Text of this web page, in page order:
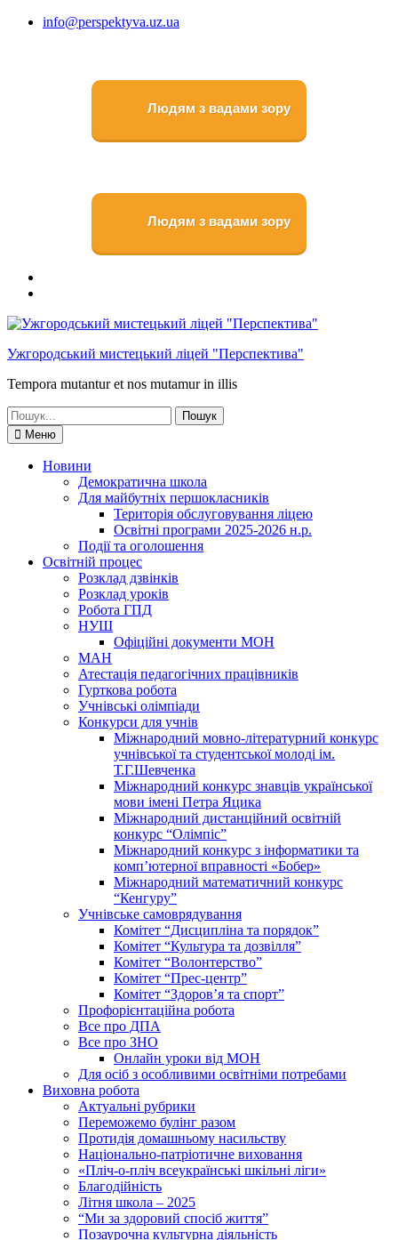
Перейтиinfo@perspektyva.uz.ua
Людям з вадами зору
Людям з вадами зору
Ужгородський мистецький ліцей "Перспектива"
Tempora mutantur et nos mutamur in illis
Шукати:
Меню
Новини
Демократична школа
Для майбутніх першокласників
Територія обслуговування ліцею
Освітні програми 2025-2026 н.р.
Події та оголошення
Освітній процес
Розклад дзвінків
Розклад уроків
Робота ГПД
НУШ
Офіційні документи МОН
МАН
Атестація педагогічних працівників
Гурткова робота
Учнівські олімпіади
Конкурси для учнів
Мiжнародний мовно-літературний конкурс
учнiвської та студентської молодi iм.
Т.Г.Шевченка
Міжнародний конкурс знавців української
мови імені Петра Яцика
Міжнародний дистанційний освітній
конкурс “Олімпіс”
Міжнародний конкурс з інформатики та
комп’ютерної вправності «Бобер»
Міжнародний математичний конкурс
“Кенгуру”
Учнівське самоврядування
Комітет “Дисципліна та порядок”
Комітет “Культура та дозвілля”
Комітет “Волонтерство”
Комітет “Прес-центр”
Комітет “Здоров’я та спорт”
Профорієнтаційна робота
Все про ДПА
Все про ЗНО
Онлайн уроки від МОН
Для осіб з особливими освітніми потребами
Виховна робота
Актуальні рубрики
Переможемо булінг разом
Протидія домашньому насильству
Національно-патріотичне виховання
«Пліч-о-пліч всеукраїнські шкільні ліги»
Благодійність
Літня школа – 2025
“Ми за здоровий спосіб життя”
Позаурочна культурна діяльність